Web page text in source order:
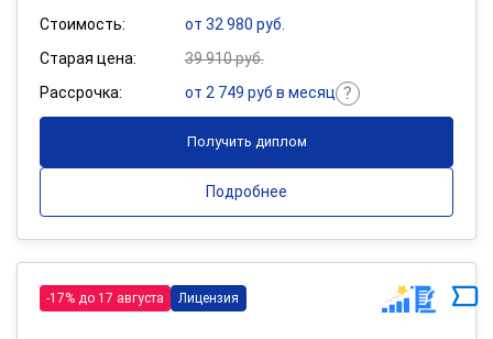
Стоимость:
от 32 980 руб.
Старая цена:
39 910 руб.
Рассрочка:
от 2 749 руб в месяц
Получить диплом
Подробнее
-17% до 17 августа Лицензия